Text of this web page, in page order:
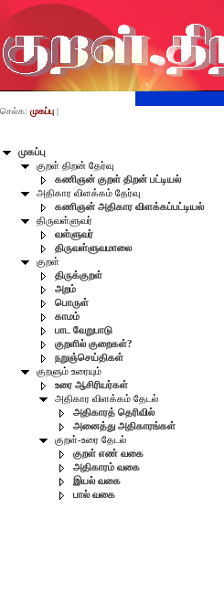
முகப்பு
குறள் திறன் தேர்வு
கணிஞன் குறள் திறன் பட்டியல்
அதிகார விளக்கம் தேர்வு
கணிஞன் அதிகார விளக்கப்பட்டியல்
திருவள்ளுவர்
வள்ளுவர்
திருவள்ளுவமாலை
குறள்
திருக்குறள்
அறம்
பொருள்
காமம்
பாட வேறுபாடு
குறளில் குறைகள்?
நறுஞ்செய்திகள்
குறளும் உரையும்
உரை ஆசிரியர்கள்
அதிகார விளக்கம் தேடல்
அதிகாரத் தெரிவில்
அனைத்து அதிகாரங்கள்
குறள்-உரை தேடல்
குறள் எண் வகை
அதிகாரம் வகை
இயல் வகை
பால் வகை
செல்க: முகப்பு |